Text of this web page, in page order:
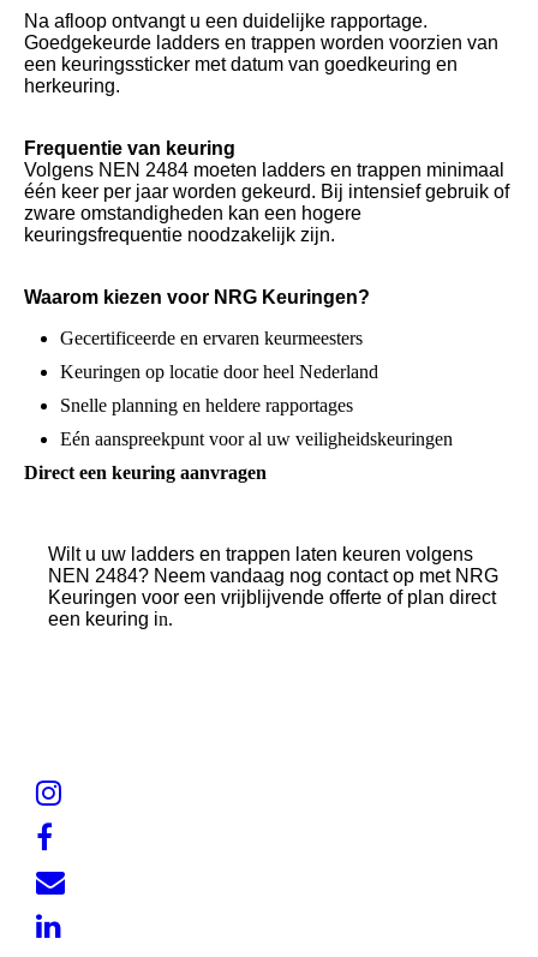
Na afloop ontvangt u een duidelijke rapportage.
Goedgekeurde ladders en trappen worden voorzien van
een keuringssticker met datum van goedkeuring en
herkeuring.
Frequentie van keuring
Volgens NEN 2484 moeten ladders en trappen minimaal
één keer per jaar worden gekeurd. Bij intensief gebruik of
zware omstandigheden kan een hogere
keuringsfrequentie noodzakelijk zijn.
Waarom kiezen voor NRG Keuringen?
Gecertificeerde en ervaren keurmeesters
Keuringen op locatie door heel Nederland
Snelle planning en heldere rapportages
Eén aanspreekpunt voor al uw veiligheidskeuringen
Direct een keuring aanvragen
Wilt u uw ladders en trappen laten keuren volgens
NEN 2484? Neem vandaag nog contact op met NRG
Keuringen voor een vrijblijvende offerte of plan direct
een keuring in.